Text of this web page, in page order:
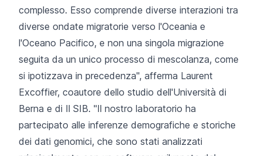
complesso. Esso comprende diverse interazioni tra
diverse ondate migratorie verso l'Oceania e
l'Oceano Pacifico, e non una singola migrazione
seguita da un unico processo di mescolanza, come
si ipotizzava in precedenza", afferma Laurent
Excoffier, coautore dello studio dell'Università di
Berna e di Il SIB. "Il nostro laboratorio ha
partecipato alle inferenze demografiche e storiche
dei dati genomici, che sono stati analizzati